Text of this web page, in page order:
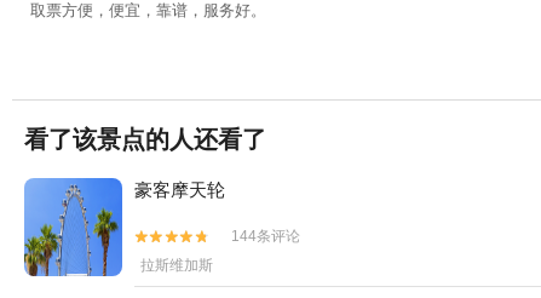
取票方便，便宜，靠谱，服务好。
看了该景点的人还看了
豪客摩天轮


144条评论
拉斯维加斯